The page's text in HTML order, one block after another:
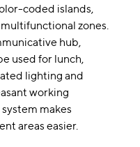
coded islands,
zones.
hub,
used for lunch,
lighting and
working
makes
areas easier.